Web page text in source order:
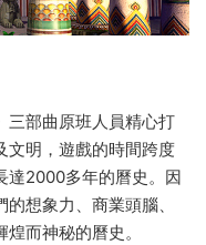
三部曲原班人員精心打
文明，遊戲的時間跨度
達2000多年的曆史。因
想象力、商業頭腦、
而神秘的曆史。